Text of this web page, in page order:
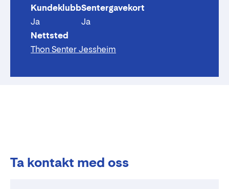
Kundeklubb
Ja
Sentergavekort
Ja
Nettsted
Thon Senter Jessheim
Ta kontakt med oss